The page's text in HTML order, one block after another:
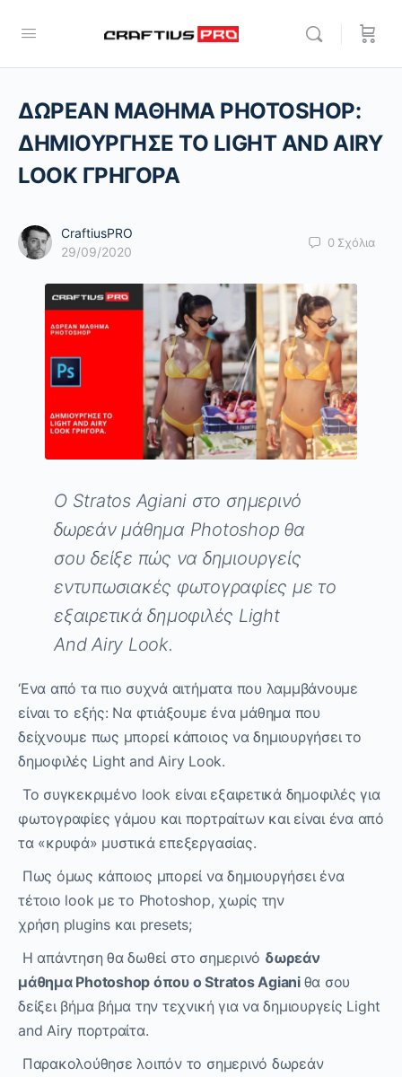
ΔΩΡΕΑΝ ΜΑΘΗΜΑ PHOTOSHOP:
ΔΗΜΙΟΥΡΓΗΣΕ ΤΟ LIGHT AND AIRY
LOOK ΓΡΗΓΟΡΑ
CraftiusPRO
29/09/2020
0 Σχόλια
O Stratos Agiani στο σημερινό
δωρεάν μάθημα Photoshop θα
σουδείξε πώς να δημιουργείς
εντυπωσιακές φωτογραφίες με το
εξαιρετικά δημοφιλές Light
AndAiry Look.
‘Ενα από τα πιο συχνά αιτήματα που λαμμβάνουμε
είναι το εξής: Να φτιάξουμε ένα μάθημα που
δείχνουμε πως μπορεί κάποιος να δημιουργήσει το
δημοφιλές Light and Airy Look.
To συγκεκριμένο look είναι εξαιρετικά δημοφιλές για
φωτογραφίες γάμου και πορτραίτων και είναι ένα από
τα «κρυφά» μυστικά επεξεργασίας.
Πως όμως κάποιος μπορεί να δημιουργήσει ένα
τέτοιο look με το Photoshop, χωρίς την
χρήση pluginsκαι presets;
Η απάντησηθα δωθεί στο σημερινό δωρεάν
μάθημα Photoshop όπου ο Stratos Agiani θα σου
δείξει βήμα βήμα την τεχνική για να δημιουργείς Light
and Airy πορτραίτα.
Παρακολούθησε λοιπόν το σημερινό δωρεάν